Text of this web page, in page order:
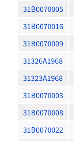
31B0070005
31B0070016
31B0070009
31326A1968
31323A1968
31B0070003
31B0070008
31B0070022